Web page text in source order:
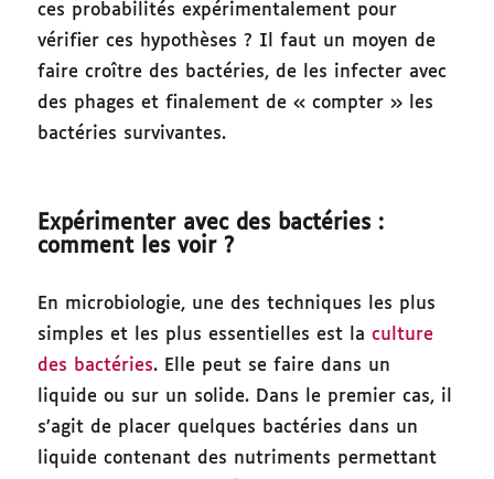
ces probabilités expérimentalement pour
vérifier ces hypothèses ? Il faut un moyen de
faire croître des bactéries, de les infecter avec
des phages et finalement de « compter » les
bactéries survivantes.
Expérimenter avec des bactéries :
comment les voir ?
En microbiologie, une des techniques les plus
simples et les plus essentielles est laculture
des bactéries. Elle peut se faire dans un
liquide ou sur un solide. Dans le premier cas, il
s’agit de placer quelques bactéries dans un
liquide contenant des nutriments permettant